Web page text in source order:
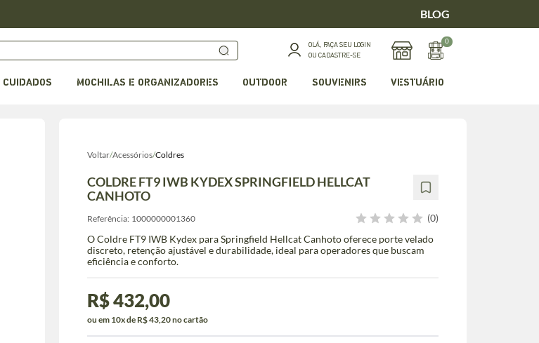
BLOG
OLÁ, FAÇA SEU LOGIN
OU CADASTRE-SE
0
CUIDADOS MOCHILAS E ORGANIZADORES OUTDOOR SOUVENIRS VESTUÁRIO
Voltar/Acessórios/Coldres
COLDRE FT9 IWB KYDEX SPRINGFIELD HELLCAT
CANHOTO
Referência: 1000000001360
(0)
O Coldre FT9 IWB Kydex para Springfield Hellcat Canhoto oferece porte velado
discreto, retenção ajustável e durabilidade, ideal para operadores que buscam
eficiência e conforto.
R$ 432,00
ou em 10x de R$ 43,20 no cartão